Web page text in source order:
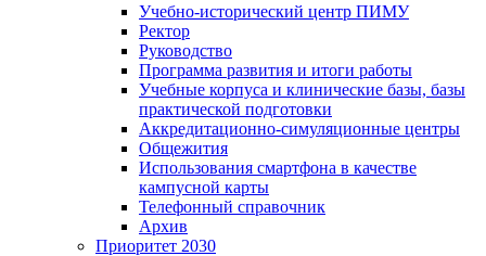
Учебно-исторический центр ПИМУ
Ректор
Руководство
Программа развития и итоги работы
Учебные корпуса и клинические базы, базы
практической подготовки
Аккредитационно-симуляционные центры
Общежития
Использования смартфона в качестве
кампусной карты
Телефонный справочник
Архив
Приоритет 2030